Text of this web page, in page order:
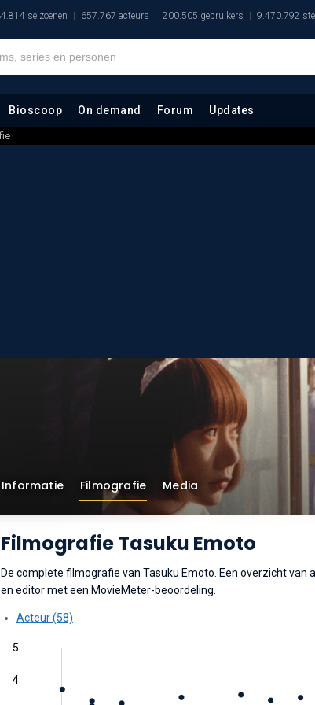
seizoenen 657.767 acteurs 200.505 gebruikers 9.470.792
Bioscoop On demand Forum Updates
Informatie Filmografie Media
Filmografie Tasuku Emoto
De complete filmografie van Tasuku Emoto. Een overzicht
en editor met een MovieMeter-beoordeling.
Acteur (58)
4
5